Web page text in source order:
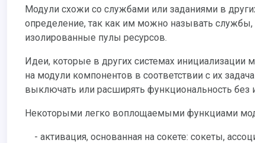
Модули схожи со службами или заданиями в других системах инициализации. Однако модуль имеет более широкое
определение, так как им можно называть
изолированные пулы ресурсов.
Идеи, которые в других системах инициализации могут иметь одно универсальное определение, могут быть разделены
на модули компонентов в соответствии с их
выключать или расширять функциональность без
Некоторыми легко воплощаемыми функциами
- активация, основанная на сокете: сокеты, ассоциированные со службой, лучше всего выделяются из демона по